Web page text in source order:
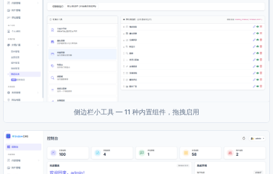
侧边栏小工具 — 11 种内置组件，拖拽启用